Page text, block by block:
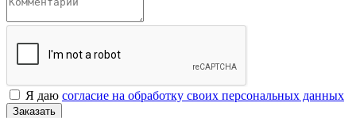
Я даю согласие на обработку своих персональных данных
Заказать